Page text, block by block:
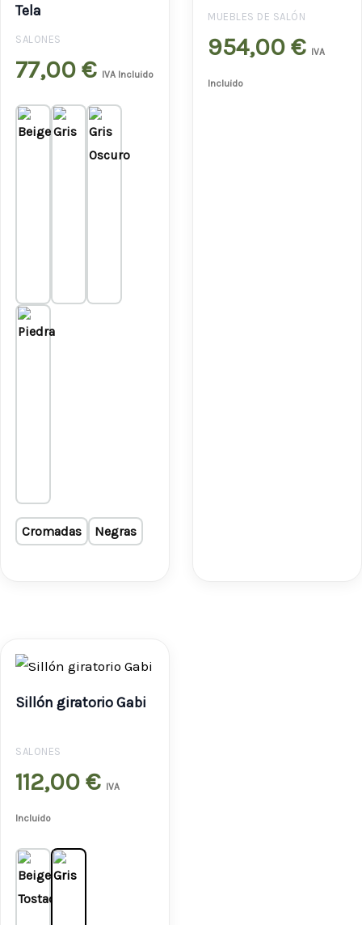
Tela
SALONES
77,00€ IVA Incluido
Cromadas Negras
MUEBLES DE SALÓN
954,00€ IVA
Incluido
Sillón giratorio Gabi
SALONES
112,00€ IVA
Incluido